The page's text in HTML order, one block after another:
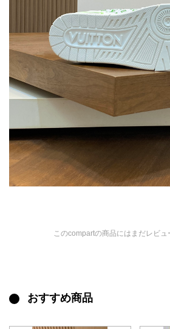
このcompartの商品にはまだレビュ
おすすめ商品